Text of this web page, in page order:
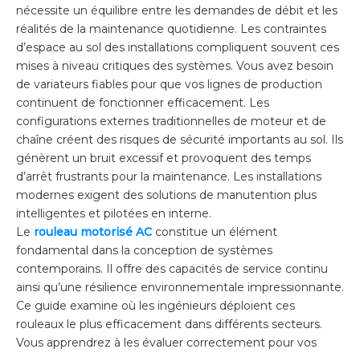
nécessite un équilibre entre les demandes de débit et les
réalités de la maintenance quotidienne. Les contraintes
d’espace au sol des installations compliquent souvent ces
mises à niveau critiques des systèmes. Vous avez besoin
de variateurs fiables pour que vos lignes de production
continuent de fonctionner efficacement. Les
configurations externes traditionnelles de moteur et de
chaîne créent des risques de sécurité importants au sol. Ils
génèrent un bruit excessif et provoquent des temps
d’arrêt frustrants pour la maintenance. Les installations
modernes exigent des solutions de manutention plus
intelligentes et pilotées en interne.
Le rouleau motorisé AC constitue un élément
fondamental dans la conception de systèmes
contemporains. Il offre des capacités de service continu
ainsi qu’une résilience environnementale impressionnante.
Ce guide examine où les ingénieurs déploient ces
rouleaux le plus efficacement dans différents secteurs.
Vous apprendrez à les évaluer correctement pour vos